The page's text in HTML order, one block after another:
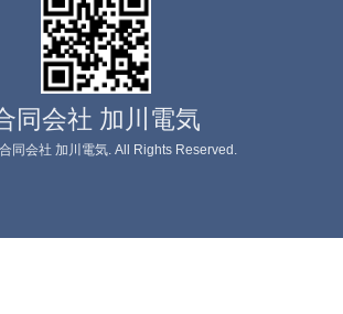
同会社 加川電気
合同会社 加川電気 . All Rights Reserved.